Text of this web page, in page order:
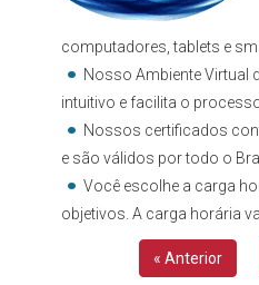
computadores, tablets e
Nosso Ambiente Virtual
intuitivo e facilita o
Nossos certificados
e são válidos por todo o
Você escolhe a carga
objetivos. A carga horária
« Anterior